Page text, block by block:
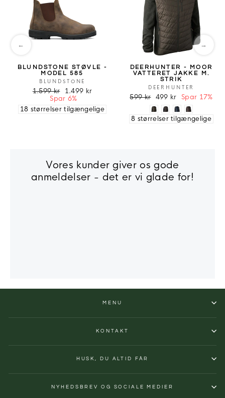
BLUNDSTONE STØVLE -
MODEL 585
BLUNDSTONE
1.599 kr
1.499 kr
Spar 6%
18 størrelser tilgængelige
DEERHUNTER - MOOR
VATTERET JAKKE M.
STRIK
DEERHUNTER
599 kr 499 kr Spar 17%
8 størrelser tilgængelige
← →
Vores kunder giver os gode
anmeldelser - det er vi glade for!
MENU
KONTAKT
HUSK, DU ALTID FÅR
NYHEDSBREV OG SOCIALE MEDIER